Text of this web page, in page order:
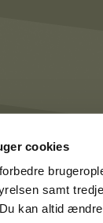
cookies
samt
kan altid